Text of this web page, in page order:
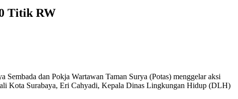
Titik RW
dan Pokja Wartawan Taman Surya (Potas) menggelar aksi
Kota Surabaya, Eri Cahyadi, Kepala Dinas Lingkungan Hidup (DLH)